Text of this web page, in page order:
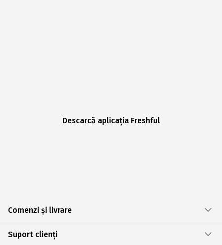
Descarcă aplicația Freshful
Comenzi și livrare
Suport clienți